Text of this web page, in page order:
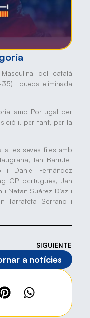
del català
i queda eliminada
amb Portugal per
i, per tant, per la
a les seves files amb
Ian Barrufet
i Daniel Fernández
CP portuguès, Jan
i Natan Suárez Díaz i
Tarrafeta Serrano i
SIGUIENTE
a notícies